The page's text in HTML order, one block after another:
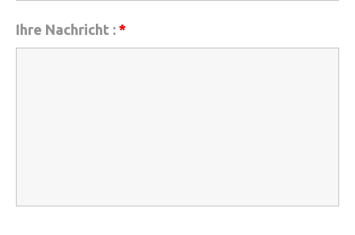
Ihre Nachricht : *